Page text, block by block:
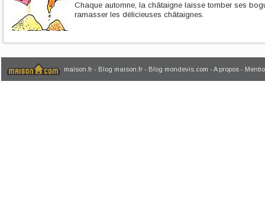
Chaque automne, la châtaigne laisse tomber ses
ramasser les délicieuses châtaignes.
maison.fr - Blog maison.fr - Blog mondevis.com - A propos -